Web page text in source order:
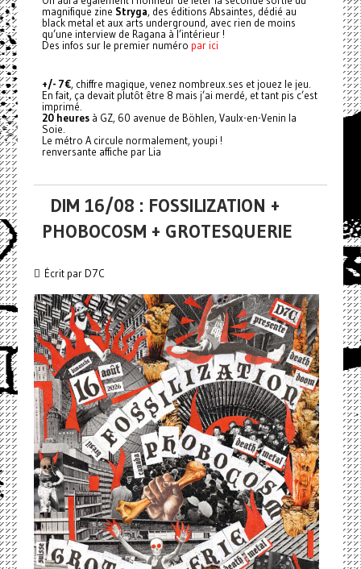
magnifique zine Stryga, des éditions Absaintes, dédié au
black metal et aux arts underground, avec rien de moins
qu’une interview de Ragana à l’intérieur !
Des infos sur le premier numéro par ici
+/- 7€, chiffre magique, venez nombreux.ses et jouez le jeu.
En fait, ça devait plutôt être 8 mais j’ai merdé, et tant pis c’est
imprimé.
20 heuresà GZ, 60 avenue de Böhlen, Vaulx-en-Venin la
Soie.
Le métro A circule normalement, youpi !
renversante affiche par Lia
DIM 16/08 : FOSSILIZATION +
PHOBOCOSM + GROTESQUERIE
Écrit par D7C